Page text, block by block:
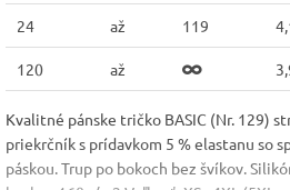
24 až 119
120 až
Kvalitné pánske tričko BASIC (Nr. 129)
priekrčník s prídavkom 5 % elastanu so
páskou. Trup po bokoch bez švíkov.